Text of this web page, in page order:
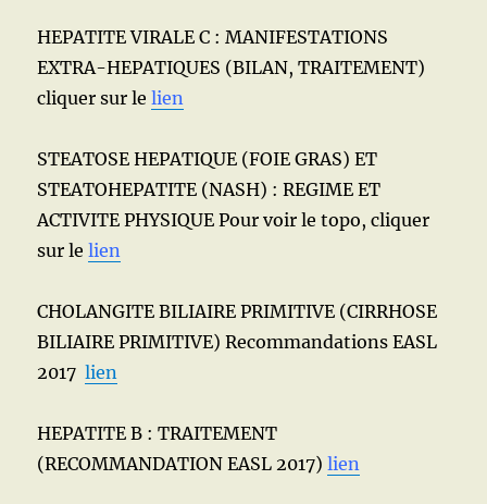
HEPATITE VIRALE C : MANIFESTATIONS
EXTRA-HEPATIQUES (BILAN, TRAITEMENT)
cliquer sur lelien
STEATOSE HEPATIQUE (FOIE GRAS) ET
STEATOHEPATITE (NASH) : REGIME ET
ACTIVITE PHYSIQUE Pour voir le topo, cliquer
sur lelien
CHOLANGITE BILIAIRE PRIMITIVE (CIRRHOSE
BILIAIRE PRIMITIVE) Recommandations EASL
2017lien
HEPATITE B : TRAITEMENT
(RECOMMANDATION EASL 2017)lien